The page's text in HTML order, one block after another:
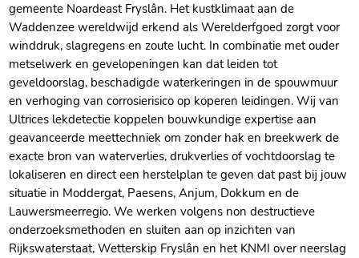
gemeente Noardeast Fryslân. Het kustklimaat aan de
Waddenzee wereldwijd erkend als Werelderfgoed zorgt voor
winddruk, slagregens en zoute lucht. In combinatie met ouder
metselwerk en gevelopeningen kan dat leiden tot
geveldoorslag, beschadigde waterkeringen in de spouwmuur
en verhoging van corrosierisico op koperen leidingen. Wij van
Ultrices lekdetectie koppelen bouwkundige expertise aan
geavanceerde meettechniek om zonder hak en breekwerk de
exacte bron van waterverlies, drukverlies of vochtdoorslag te
lokaliseren en direct een herstelplan te geven dat past bij jouw
situatie in Moddergat, Paesens, Anjum, Dokkum en de
Lauwersmeerregio. We werken volgens non destructieve
onderzoeksmethoden en sluiten aan op inzichten van
Rijkswaterstaat, Wetterskip Fryslân en het KNMI over neerslag